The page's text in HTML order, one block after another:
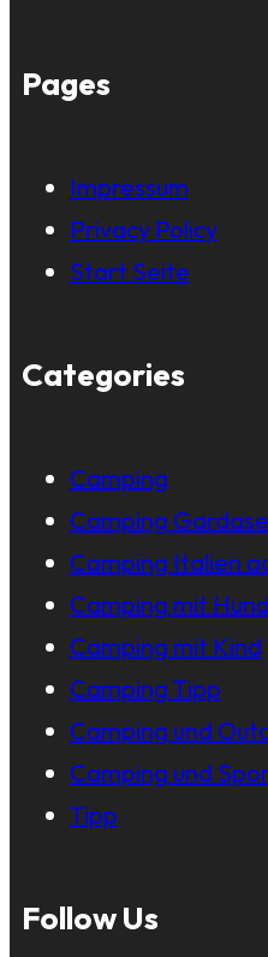
Pages
Impressum
Privacy Policy
Start Seite
Categories
Camping
Camping
Camping Italien
Camping mit Hund
Camping mit Kind
Camping Tipp
Camping und
Camping und
Tipp
Follow Us